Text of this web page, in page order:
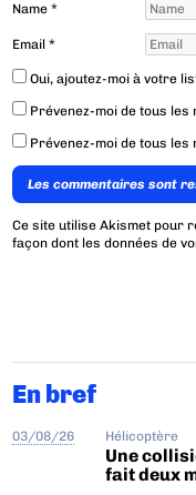
Name*
Email*
Oui, ajoutez-moi à votre
Prévenez-moi de tous les
Prévenez-moi de tous
Les commentaires sont
Ce site utilise Akismet pour
façon dont les données de
En bref
03/08/26 Hélicoptère
Une
fait deux